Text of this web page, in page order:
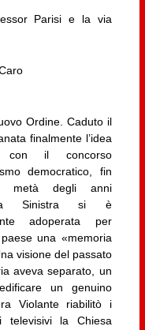
Parisi e la via
Ordine. Caduto il
finalmente l’idea
il concorso
democratico, fin
metà degli anni
la Sinistra si è
adoperata per
una «memoria
visione del passato
aveva separato, un
un genuino
Violante riabilitò i
televisivi la Chiesa